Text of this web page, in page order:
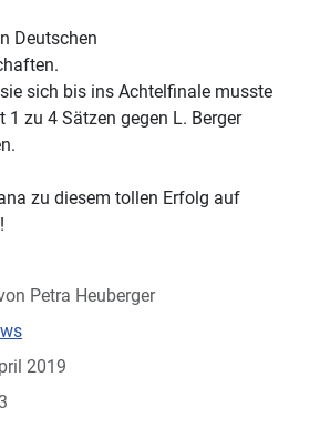
Deutschen
sich bis ins Achtelfinale musste
1 zu 4 Sätzen gegen L. Berger
zu diesem tollen Erfolg auf
Petra Heuberger
2019